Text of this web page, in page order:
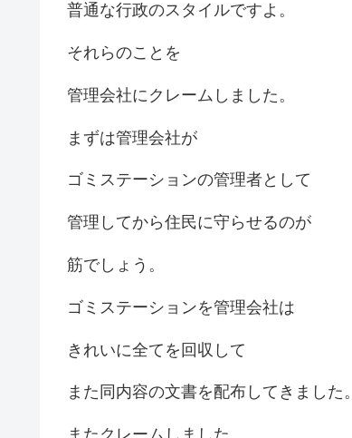
普通な行政のスタイルですよ。
それらのことを
管理会社にクレームしました。
まずは管理会社が
ゴミステーションの管理者として
管理してから住民に守らせるのが
筋でしょう。
ゴミステーションを管理会社は
きれいに全てを回収して
また同内容の文書を配布してきました。